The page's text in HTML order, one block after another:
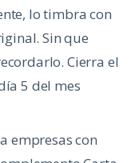
lo timbra con
Sin que
Cierra el
5 del mes
empresas con